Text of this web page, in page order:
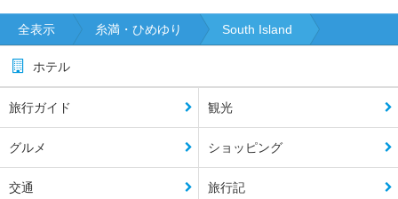
全表示 糸満・ひめゆり South Island
ホテル
旅行ガイド 観光
グルメ ショッピング
交通 旅行記